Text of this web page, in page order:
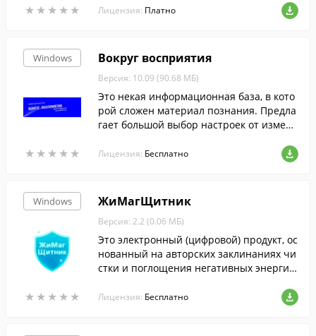
★ ★ ★ ★ ★
★ ★ ★ ★ ★ Лицензия: Платно
Windows
★ ★ ★ ★ ★
★ ★ ★ ★ ★
Вокруг восприятия
Версия: 10.09 (90.68 МБ)
Это некая информационная база, в кото
рой сложен материал познания. Предла
гает большой выбор настроек от измене
зменения параметров проекта.
Лицензия: Бесплатно
Windows
★ ★ ★ ★ ★
★ ★ ★ ★ ★
ЖиМагЩитник
Версия: 2.2 (0.06 МБ)
Это электронный (цифровой) продукт, ос
нованный на авторских заклинаниях чи
стки и поглощения негативных энергий
Лицензия: Бесплатно